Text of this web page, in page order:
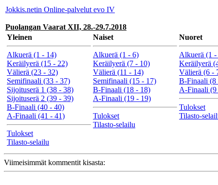
Jokkis.netin Online-palvelut evo IV
Puolangan Vaarat XII, 28.-29.7.2018
Yleinen
Alkuerä (1 - 14)
Keräilyerä (15 - 22)
Välierä (23 - 32)
Semifinaali (33 - 37)
Sijoituserä 1 (38 - 38)
Sijoituserä 2 (39 - 39)
B-Finaali (40 - 40)
A-Finaali (41 - 41)
Tulokset
Tilasto-selailu
Naiset
Alkuerä (1 - 6)
Keräilyerä (7 - 10)
Välierä (11 - 14)
Semifinaali (15 - 17)
B-Finaali (18 - 18)
A-Finaali (19 - 19)
Tulokset
Tilasto-selailu
Nuoret
Alkuerä (1 -
Keräilyerä
Välierä (6 -
B-Finaali (8
A-Finaali (9
Tulokset
Tilasto-
Viimeisimmät kommentit kisasta: